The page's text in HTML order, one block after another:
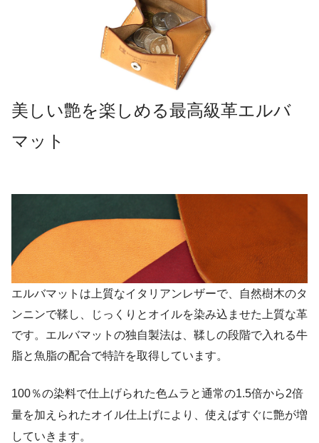
美しい艶を楽しめる最高級革エルバ
マット
エルバマットは上質なイタリアンレザーで、自然樹木のタ
ンニンで鞣し、じっくりとオイルを染み込ませた上質な革
です。エルバマットの独自製法は、鞣しの段階で入れる牛
脂と魚脂の配合で特許を取得しています。
100％の染料で仕上げられた色ムラと通常の1.5倍から2倍
量を加えられたオイル仕上げにより、使えばすぐに艶が増
していきます。